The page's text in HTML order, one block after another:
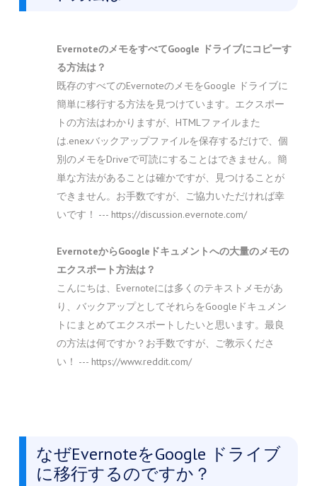
EvernoteのメモをすべてGoogle ドライブにコピーす
る方法は？
既存のすべてのEvernoteのメモをGoogle ドライブに
簡単に移行する方法を見つけています。エクスポー
トの方法はわかりますが、HTMLファイルまた
は.enexバックアップファイルを保存するだけで、個
別のメモをDriveで可読にすることはできません。簡
単な方法があることは確かですが、見つけることが
できません。お手数ですが、ご協力いただければ幸
いです！ --- https://discussion.evernote.com/
EvernoteからGoogleドキュメントへの大量のメモの
エクスポート方法は？
こんにちは、Evernoteには多くのテキストメモがあ
り、バックアップとしてそれらをGoogleドキュメン
トにまとめてエクスポートしたいと思います。最良
の方法は何ですか？お手数ですが、ご教示くださ
い！ --- https://www.reddit.com/
なぜEvernoteをGoogle ドライブ
に移行するのですか？